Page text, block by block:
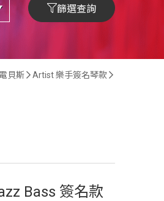
篩選查詢
電貝斯 Artist 樂手簽名琴款
Bass 簽名款